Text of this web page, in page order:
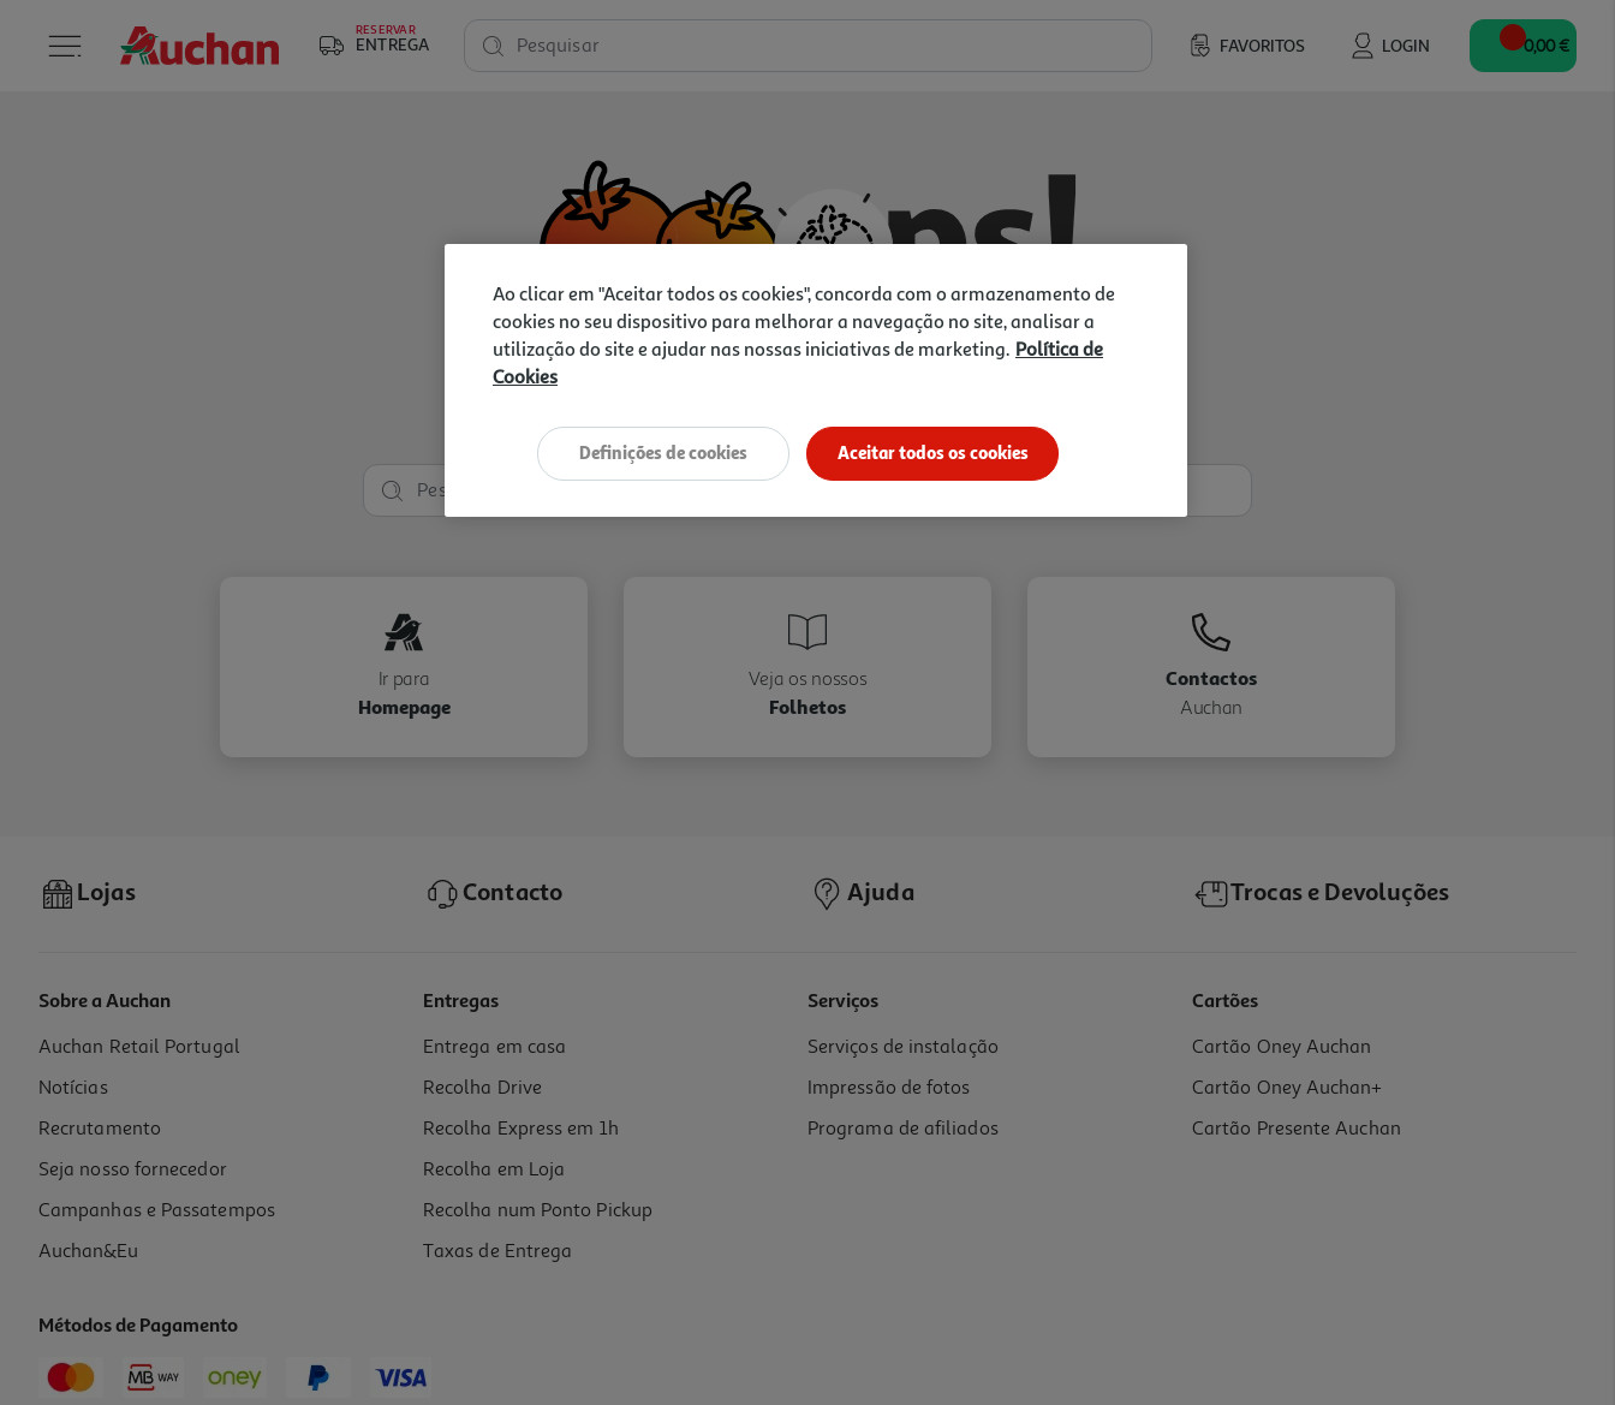
RESERVAR
ENTREGA FAVORITOS LOGIN
Pesquisar 0,00 €
Vamos tentar de novo?
Ir para
Homepage
Veja os nossos
Folhetos
Contactos
Auchan
Lojas Contacto Ajuda Trocas e Devoluções
Sobre a Auchan
Auchan Retail Portugal
Notícias
Recrutamento
Seja nosso fornecedor
Campanhas e Passatempos
Auchan&Eu
Entregas
Entrega em casa
Recolha Drive
Recolha Express em 1h
Recolha em Loja
Recolha num Ponto Pickup
Taxas de Entrega
Serviços
Serviços de instalação
Impressão de fotos
Programa de afiliados
Cartões
Cartão Oney Auchan
Cartão Oney Auchan+
Cartão Presente Auchan
Métodos de Pagamento
Ao clicar em "Aceitar todos os cookies", concorda com o armazenamento de
cookies no seu dispositivo para melhorar a navegação no site, analisar a
utilização do site e ajudar nas nossas iniciativas de marketing. Política de
Cookies
Aceitar todos os cookies
Definições de cookies